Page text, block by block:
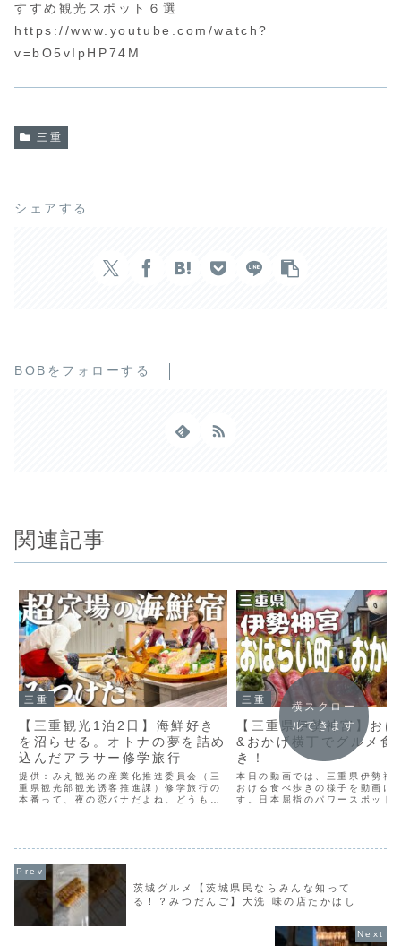
すすめ観光スポット６選
https://www.youtube.com/watch?
v=bO5vIpHP74M
三重
シェアする
BOBをフォローする
関連記事
三重
【三重観光1泊2日】海鮮好き
を沼らせる。オトナの夢を詰め
込んだアラサー修学旅行
提供：みえ観光の産業化推進委員会（三
重県観光部観光誘客推進課）修学旅行の
本番って、夜の恋バナだよね。どうも、
三重
【三重県伊勢神宮】お
&おかげ横丁でグルメ食
き！
本日の動画では、三重県伊勢神
おける食べ歩きの様子を動画に
す。日本屈指のパワースポット
横スクロー
ルできます
茨城グルメ【茨城県民ならみんな知って
る！？みつだんご】大洗 味の店たかはし